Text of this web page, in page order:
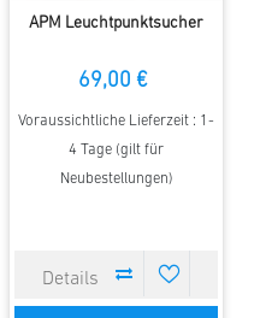
APM Leuchtpunktsucher
69,00 €
Voraussichtliche Lieferzeit : 1-
4 Tage (gilt für
Neubestellungen)